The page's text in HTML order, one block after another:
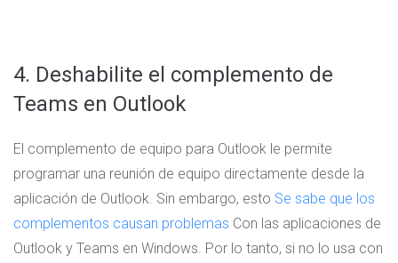
4. Deshabilite el complemento de
Teams en Outlook
El complemento de equipo para Outlook le permite
programar una reunión de equipo directamente desde la
aplicación de Outlook. Sin embargo, esto Se sabe que los
complementos causan problemas Con las aplicaciones de
Outlook y Teams en Windows. Por lo tanto, si no lo usa con